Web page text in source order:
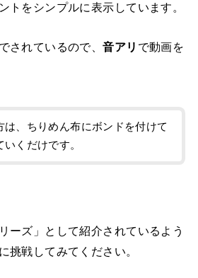
トをシンプルに表示しています。
されているので、音アリ で動画を
は、ちりめん布にボンドを付けて
いくだけです。
ーズ」として紹介されているよう
挑戦してみてください。